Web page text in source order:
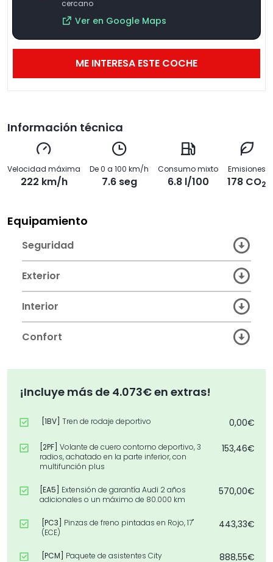
cercano
Ver en Google Maps
ME INTERESA ESTE COCHE
Información técnica
Velocidad máxima
222 km/h
De 0 a 100 km/h
7.6 seg
Consumo mixto
6.8 l/100
Emisiones
178 CO2
Equipamiento
Seguridad
Exterior
Interior
Confort
¡Incluye más de 4.073€ en extras!
[1BV] Tren de rodaje deportivo 0,00€
[2PF] Volante de cuero contorno deportivo, 3
radios, achatado en la parte inferior, con
multifunción plus
153,46€
[EA5]
Extensión de garantía Audi 2 años
adicionales o un máximo de 80.000 km
570,00€
[PC3]
Pinzas de freno pintadas en Rojo, 17"
(ECE)
443,33€
[PCM] Paquete de asistentes City 888,55€